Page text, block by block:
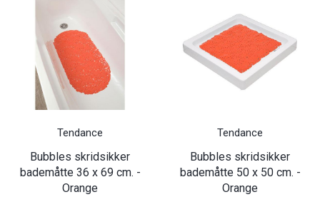
Tendance
Bubbles skridsikker
bademåtte 36 x 69 cm. -
Orange
Tendance
Bubbles skridsikker
bademåtte 50 x 50 cm. -
Orange